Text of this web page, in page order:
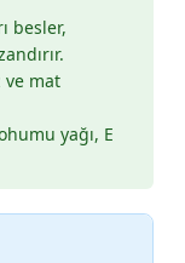
besler,
ve mat
yağı, E